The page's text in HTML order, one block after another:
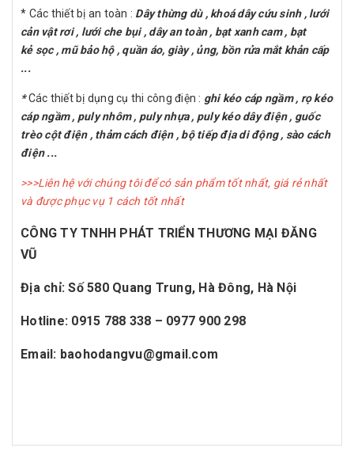
* Các thiết bị an toàn : Dây thừng dù , khoá dây cứu sinh , lưới
cản vật rơi , lưới che bụi , dây an toàn , bạt xanh cam , bạt
kẻ sọc , mũ bảo hộ , quần áo, giày , ủng, bồn rửa mắt khản cấp
...
*Các thiết bị dụng cụ thi công điện : ghi kéo cáp ngầm , rọ kéo
cáp ngầm , puly nhôm , puly nhựa , puly kéo dây điện , guốc
trèo cột điện , thảm cách điện , bộ tiếp địa di động , sào cách
điện ...
>>>Liên hệ với chúng tôi để có sản phẩm tốt nhất, giá rẻ nhất
và được phục vụ 1 cách tốt nhất
CÔNG TY TNHH PHÁT TRIỂN THƯƠNG MẠI ĐĂNG
VŨ
Địa chỉ: Số 580 Quang Trung, Hà Đông, Hà Nội
Hotline: 0915 788 338 – 0977 900 298
Email: baohodangvu@gmail.com